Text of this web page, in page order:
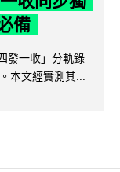
備
發一收」分軌錄
本文經實測其...